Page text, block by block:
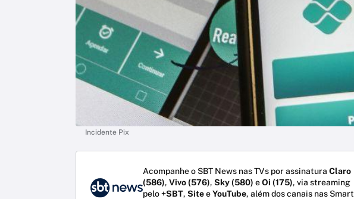
Incidente Pix
Acompanhe o SBT News nas TVs por assinatura Claro
(586), Vivo (576), Sky (580) eOi (175), via streaming
pelo+SBT, SiteeYouTube, além dos canais nas Smart